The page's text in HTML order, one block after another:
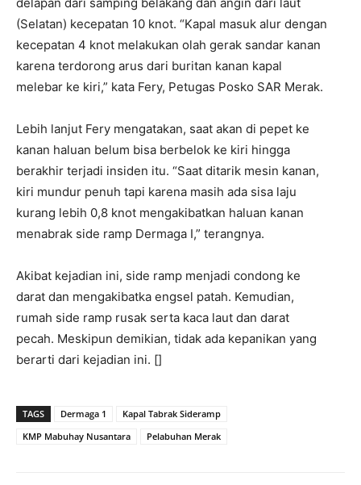
(Selatan) kecepatan 10 knot. “Kapal masuk alur dengan
kecepatan 4 knot melakukan olah gerak sandar kanan
karena terdorong arus dari buritan kanan kapal
melebar ke kiri,” kata Fery, Petugas Posko SAR Merak.
Lebih lanjut Fery mengatakan, saat akan di pepet ke
kanan haluan belum bisa berbelok ke kiri hingga
berakhir terjadi insiden itu. “Saat ditarik mesin kanan,
kiri mundur penuh tapi karena masih ada sisa laju
kurang lebih 0,8 knot mengakibatkan haluan kanan
menabrak side ramp Dermaga I,” terangnya.
Akibat kejadian ini, side ramp menjadi condong ke
darat dan mengakibatka engsel patah. Kemudian,
rumah side ramp rusak serta kaca laut dan darat
pecah. Meskipun demikian, tidak ada kepanikan yang
berarti dari kejadian ini. []
TAGS Dermaga 1
Kapal Tabrak Sideramp
KMP Mabuhay Nusantara
Pelabuhan Merak